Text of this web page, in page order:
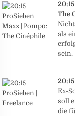
The
als
sein.
Ex-
soll
die